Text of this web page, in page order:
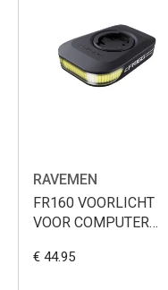
RAVEMEN
FR160 VOORLICHT
VOOR COMPUTER
€ 44.95